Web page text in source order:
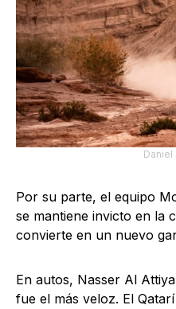
Daniel
Por su parte, el equipo
se mantiene invicto en la
convierte en un nuevo
En autos, Nasser Al
fue el más veloz. El